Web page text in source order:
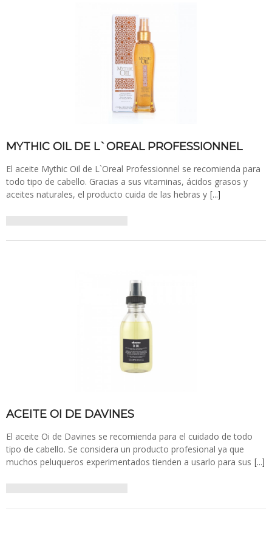
MYTHIC OIL DE L`OREAL PROFESSIONNEL
El aceite Mythic Oil de L`Oreal Professionnel se recomienda para
todo tipo de cabello. Gracias a sus vitaminas, ácidos grasos y
aceites naturales, el producto cuida de las hebras y […]
ACEITE OI DE DAVINES
El aceite Oi de Davines se recomienda para el cuidado de todo
tipo de cabello. Se considera un producto profesional ya que
muchos peluqueros experimentados tienden a usarlo para sus […]